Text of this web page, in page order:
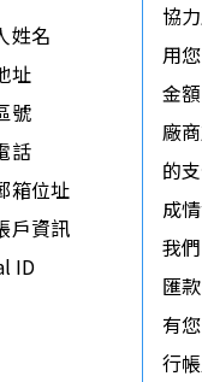
姓名
址
號
話
箱位址
戶資訊
ID
協
用
金
廠
的
成
我
匯
有
行